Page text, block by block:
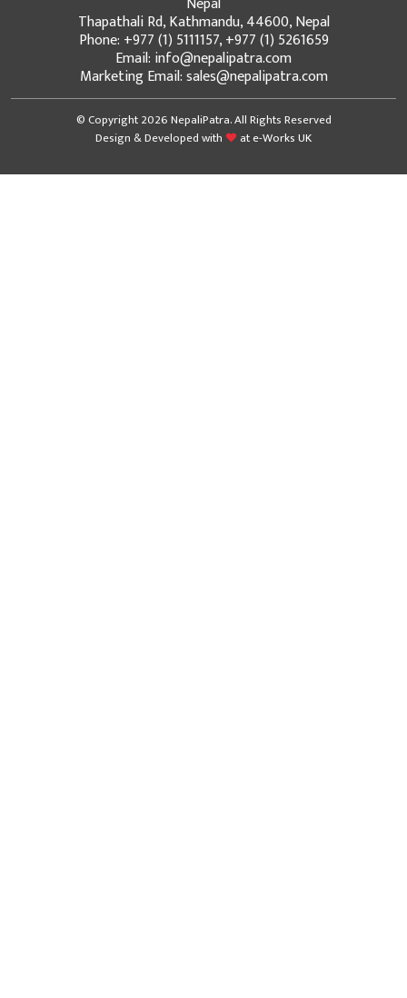
Thapathali Rd, Kathmandu, 44600, Nepal
Phone: +977 (1) 5111157, +977 (1) 5261659
Email: info@nepalipatra.com
Marketing Email: sales@nepalipatra.com
© Copyright 2026 NepaliPatra. All Rights Reserved
Design & Developed with
ate-Works UK